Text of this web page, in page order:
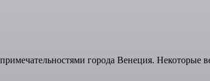
города Венеция. Некоторые